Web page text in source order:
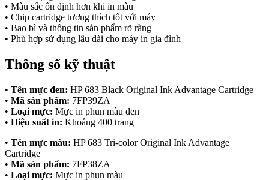
• Màu sắc ổn định hơn khi in màu
• Chip cartridge tương thích tốt với máy
• Bao bì và thông tin sản phẩm rõ ràng
• Phù hợp sử dụng lâu dài cho máy in gia đình
Thông số kỹ thuật
• Tên mực đen: HP 683 Black Original Ink Advantage Cartridge
• Mã sản phẩm: 7FP39ZA
• Loại mực: Mực in phun màu đen
• Hiệu suất in: Khoảng 400 trang
• Tên mực màu: HP 683 Tri-color Original Ink Advantage
Cartridge
• Mã sản phẩm: 7FP38ZA
• Loại mực: Mực in phun màu